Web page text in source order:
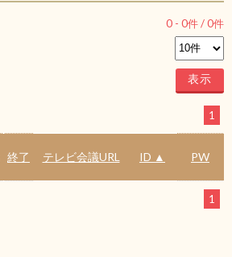
0 - 0件 /0件
1
終了 テレビ会議URL ID ▲ PW
1